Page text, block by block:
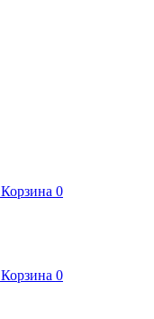
Корзина 0
Корзина 0